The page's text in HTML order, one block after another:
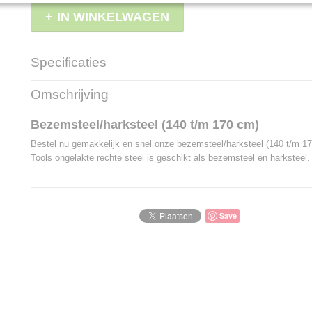
IN WINKELWAGEN
Specificaties
Productcode
EAN code
Omschrijving
Bezemsteel/harksteel (140 t/m 170 cm)
Bestel nu gemakkelijk en snel onze bezemsteel/harksteel (140 t/m
Tools ongelakte rechte steel is geschikt als bezemsteel en harksteel.
Save